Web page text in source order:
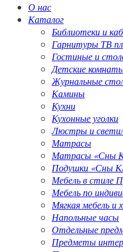
О нас
Каталог
Библиотеки и
Гарнитуры ТВ
Гостиные и
Детские
Журнальные
Камины
Кухни
Кухонные уголки
Люстры и
Матрасы
Матрасы «Сны
Подушки «Сны
Мебель в стиле
Мебель по
Мягкая мебель и
Напольные часы
Отдельные
Предметы